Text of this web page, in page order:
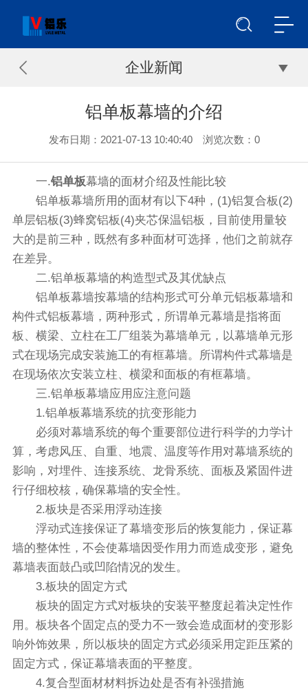
企业新闻
铝单板幕墙的介绍
发布日期：2021-07-13 10:40:40 浏览次数： 0
一.铝单板幕墙的面材介绍及性能比较
铝单板幕墙所用的面材有以下4种，(1)铝复合板(2)
单层铝板(3)蜂窝铝板(4)夹芯保温铝板，目前使用量较
大的是前三种，既然有多种面材可选择，他们之前就存
在差异。
二.铝单板幕墙的构造型式及其优缺点
铝单板幕墙按幕墙的结构形式可分单元铝板幕墙和
构件式铝板幕墙，两种形式，所谓单元幕墙是指将面
板、横梁、立柱在工厂组装为幕墙单元，以幕墙单元形
式在现场完成安装施工的有框幕墙。所谓构件式幕墙是
在现场依次安装立柱、横梁和面板的有框幕墙。
三.铝单板幕墙应用应注意问题
1.铝单板幕墙系统的抗变形能力
必须对幕墙系统的每个重要部位进行科学的力学计
算，考虑风压、自重、地震、温度等作用对幕墙系统的
影响，对埋件、连接系统、龙骨系统、面板及紧固件进
行仔细校核，确保幕墙的安全性。
2.板块是否采用浮动连接
浮动式连接保证了幕墙变形后的恢复能力，保证幕
墙的整体性，不会使幕墙因受作用力而造成变形，避免
幕墙表面鼓凸或凹陷情况的发生。
3.板块的固定方式
板块的固定方式对板块的安装平整度起着决定性作
用。板块各个固定点的受力不一致会造成面材的变形影
响外饰效果，所以板块的固定方式必须采用定距压紧的
固定方式，保证幕墙表面的平整度。
4.复合型面材材料拆边处是否有补强措施